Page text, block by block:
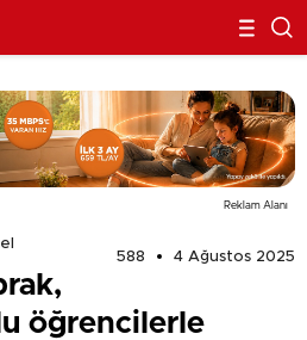
Reklam Alanı
588
4 Ağustos 2025
öğrencilerle